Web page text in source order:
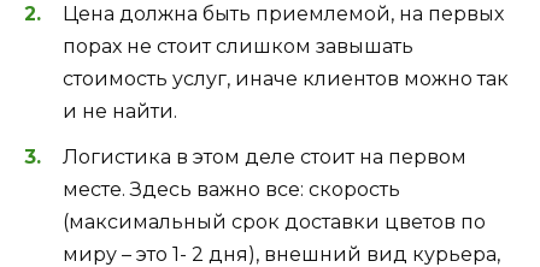
Цена должна быть приемлемой, на первых
порах не стоит слишком завышать
стоимость услуг, иначе клиентов можно так
и не найти.
Логистика в этом деле стоит на первом
месте. Здесь важно все: скорость
(максимальный срок доставки цветов по
миру – это 1- 2 дня), внешний вид курьера,